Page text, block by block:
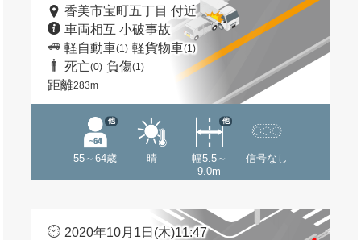
香美市宝町五丁目 付近
車両相互 小破事故
軽自動車(1) 軽貨物車(1)
死亡(0) 負傷(1)
距離283m
55～64歳
他
晴
幅5.5～
9.0m
他
信号なし
2020年10月1日(木)11:47